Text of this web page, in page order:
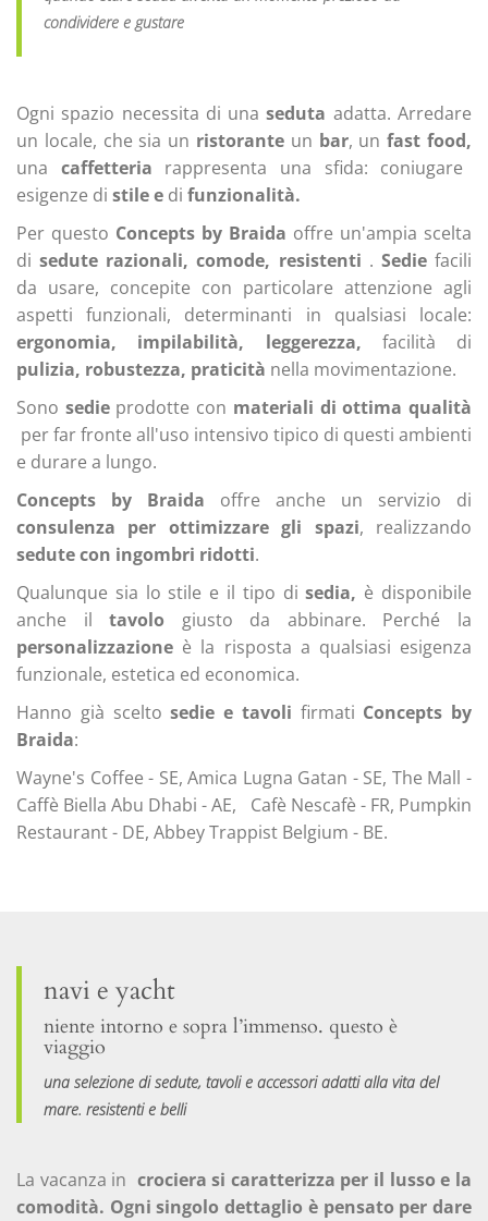
condividere e gustare
Ogni spazio necessita di unaseduta adatta. Arredare
un locale, che sia un ristorante un bar, unfast food,
una caffetteria rappresenta una sfida: coniugare
esigenze di stilee di funzionalità.
Per questo Concepts by Braida offre un'ampia scelta
disedute razionali, comode, resistenti . Sediefacili
da usare, concepite con particolare attenzione agli
aspetti funzionali, determinanti in qualsiasi locale:
ergonomia, impilabilità, leggerezza,
facilità di
pulizia, robustezza, praticità nella movimentazione.
Sono sedie prodotte con materiali di ottima qualità
per far fronte all'uso intensivo tipico di questi ambienti
e durare a lungo.
Concepts by Braida offre anche un servizio di
consulenza per ottimizzare gli spazi, realizzando
sedute con ingombri ridotti.
Qualunque sia lo stile e il tipo disedia, è disponibile
anche iltavolo
giusto da abbinare. Perché la
personalizzazione è la risposta a qualsiasi esigenza
funzionale, estetica ed economica.
Hanno già sceltosedie e tavoli firmati Concepts by
Braida:
Wayne's Coffee - SE, Amica Lugna Gatan - SE, The Mall -
Caffè Biella Abu Dhabi - AE,
Cafè Nescafè - FR, Pumpkin
Restaurant - DE, Abbey Trappist Belgium - BE.
navi e yacht
niente intorno e sopra l’immenso. questo è
viaggio
una selezione di sedute, tavoli e accessori adatti alla vita del
mare. resistenti e belli
La vacanza in crociera si caratterizza per il lusso e la
comodità. Ogni singolo dettaglio è pensato per dare